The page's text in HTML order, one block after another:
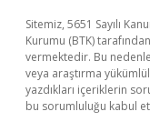
Sitemiz, 5651 Sayılı
Kurumu (BTK)
vermektedir. Bu
veya araştırma
yazdıkları içeriklerin
bu sorumluluğu kabul